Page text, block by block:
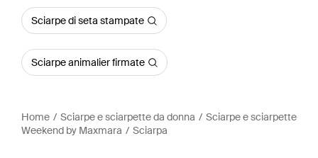
Sciarpe di seta stampate
Sciarpe animalier firmate
Home Sciarpe e sciarpette da donna
Sciarpe e sciarpette
Weekend by Maxmara
Sciarpa